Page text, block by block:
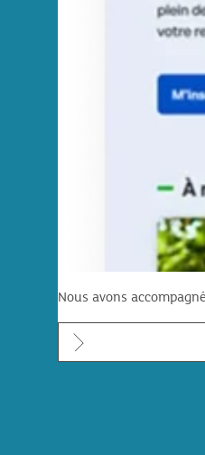
Nous avons